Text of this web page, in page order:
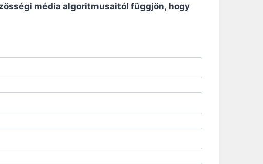
média algoritmusaitól függjön, hogy